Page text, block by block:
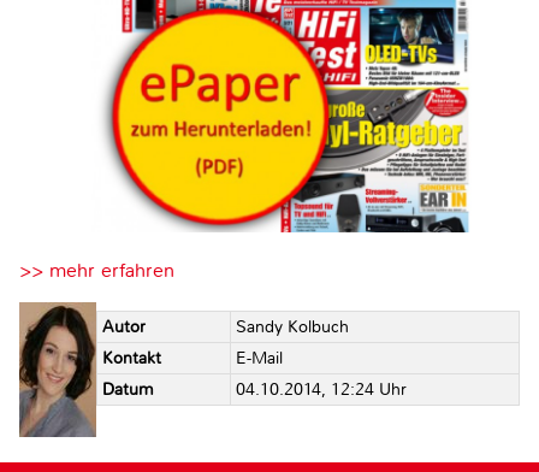
>> mehr erfahren
Autor
Sandy Kolbuch
Kontakt
E-Mail
Datum
04.10.2014, 12:24 Uhr